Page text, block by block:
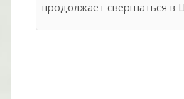
продолжает свершаться в